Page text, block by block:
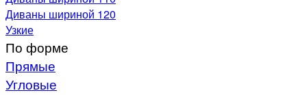
Диваны шириной 120
Узкие
По форме
Прямые
Угловые